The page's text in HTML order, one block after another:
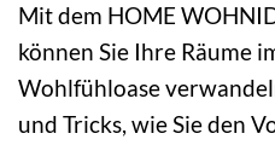
Mit dem HOME
können Sie Ihre Räume
Wohlfühloase
und Tricks, wie Sie den